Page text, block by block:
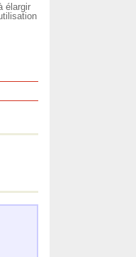
élargir